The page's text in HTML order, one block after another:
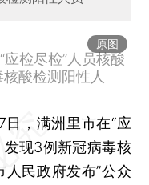
原图
检尽检”人员核酸
酸检测阳性人
日，满洲里市在“应
发现3例新冠病毒核
人民政府发布”公众